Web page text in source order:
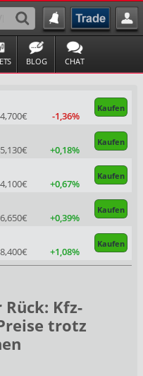
BLOG CHAT
Kaufen
-1,36%
Kaufen
+0,18%
Kaufen
+0,67%
Kaufen
+0,39%
Kaufen
+1,08%
Rück: Kfz-
trotz